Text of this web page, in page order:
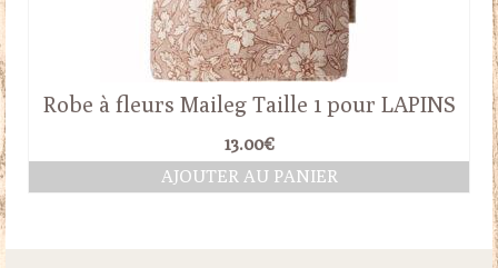
Robe à fleurs Maileg Taille 1 pour LAPINS
13.00€
AJOUTER AU PANIER